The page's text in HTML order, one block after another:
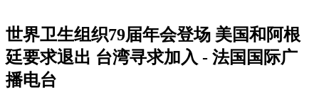
世界卫生组织79届年会登场 美国和阿根
廷要求退出 台湾寻求加入 - 法国国际广
播电台